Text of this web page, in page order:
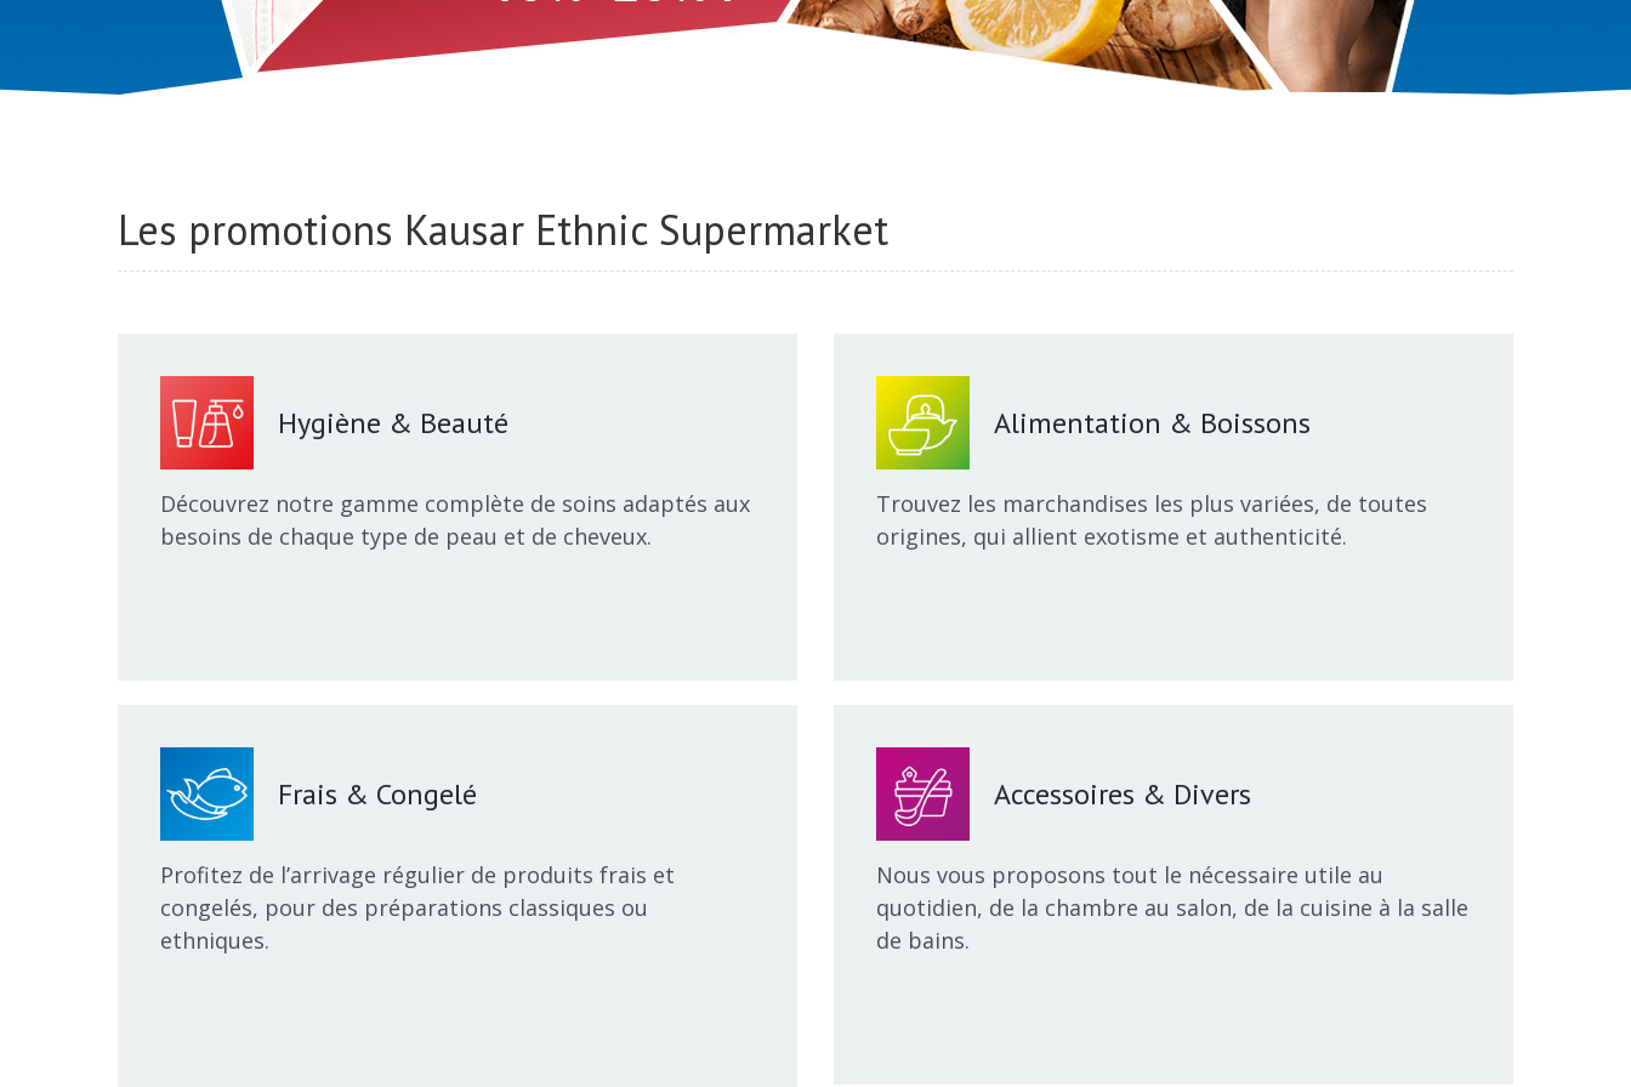
Les promotions Kausar Ethnic Supermarket
Hygiène & Beauté
Découvrez notre gamme complète de soins adaptés aux
besoins de chaque type de peau et de cheveux.
Alimentation & Boissons
Trouvez les marchandises les plus variées, de toutes
origines, qui allient exotisme et authenticité.
Frais & Congelé
Profitez de l’arrivage régulier de produits frais et
congelés, pour des préparations classiques ou
ethniques.
Accessoires & Divers
Nous vous proposons tout le nécessaire utile au
quotidien, de la chambre au salon, de la cuisine à la salle
de bains.